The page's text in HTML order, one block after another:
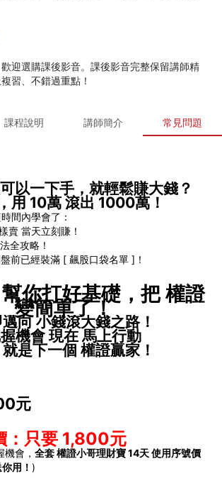
迎選購課後影音。課後影音完整保留講師精
習、不錯過重點！
課程說明 講師簡介 常見問題
以一下手，就輕鬆賺大錢？
用 10萬 滾出 1000萬！
間內學會了：
賣 當天立刻賺！
全攻略！
前已經裝滿 [ 飆股口袋名單 ]！
你打好基礎，把 權證
變簡單了！
向 小錢滾大錢之路！
機會 現在 馬上行動
是下一個 權證贏家！
元
：只要 1,800元
會， 全套 權證小哥理財寶 14天 使用序號價
用！ )